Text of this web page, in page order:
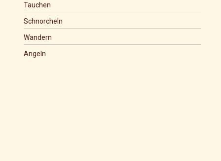
Tauchen
Schnorcheln
Wandern
Angeln